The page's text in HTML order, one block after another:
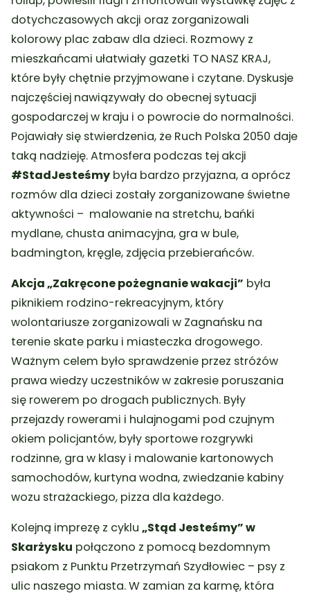
dotychczasowych akcji oraz zorganizowali
kolorowy plac zabaw dla dzieci. Rozmowy z
mieszkańcami ułatwiały gazetki TO NASZ KRAJ,
które były chętnie przyjmowane i czytane. Dyskusje
najczęściej nawiązywały do obecnej sytuacji
gospodarczej w kraju i o powrocie do normalności.
Pojawiały się stwierdzenia, że Ruch Polska 2050 daje
taką nadzieję. Atmosfera podczas tej akcji
#StadJesteśmy była bardzo przyjazna, a oprócz
rozmów dla dzieci zostały zorganizowane świetne
aktywności – malowanie na stretchu, bańki
mydlane, chusta animacyjna, gra w bule,
badmington, kręgle, zdjęcia przebierańców.
Akcja „Zakręcone pożegnanie wakacji” była
piknikiem rodzino-rekreacyjnym, który
wolontariusze zorganizowali w Zagnańsku na
terenie skate parku i miasteczka drogowego.
Ważnym celem było sprawdzenie przez stróżów
prawa wiedzy uczestników w zakresie poruszania
się rowerem po drogach publicznych. Były
przejazdy rowerami i hulajnogami pod czujnym
okiem policjantów, były sportowe rozgrywki
rodzinne, gra w klasy i malowanie kartonowych
samochodów, kurtyna wodna, zwiedzanie kabiny
wozu strażackiego, pizza dla każdego.
Kolejną imprezę z cyklu„Stąd Jesteśmy” w
Skarżysku połączono z pomocą bezdomnym
psiakom z Punktu Przetrzymań Szydłowiec – psy z
ulic naszego miasta. W zamian za karmę, która